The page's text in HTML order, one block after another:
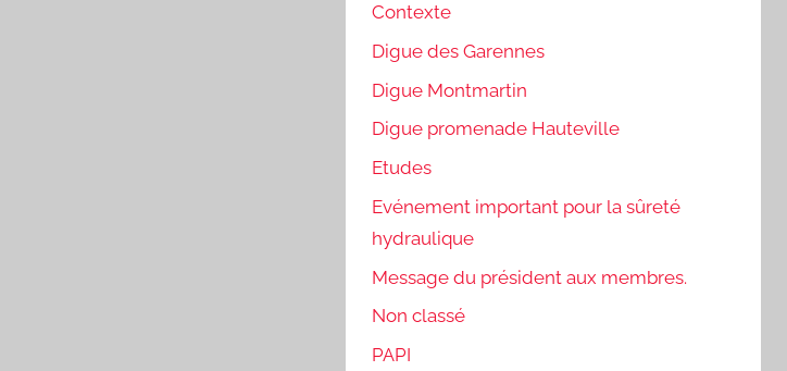
Contexte
Digue des Garennes
Digue Montmartin
Digue promenade Hauteville
Etudes
Evénement important pour la sûreté
hydraulique
Message du président aux membres.
Non classé
PAPI